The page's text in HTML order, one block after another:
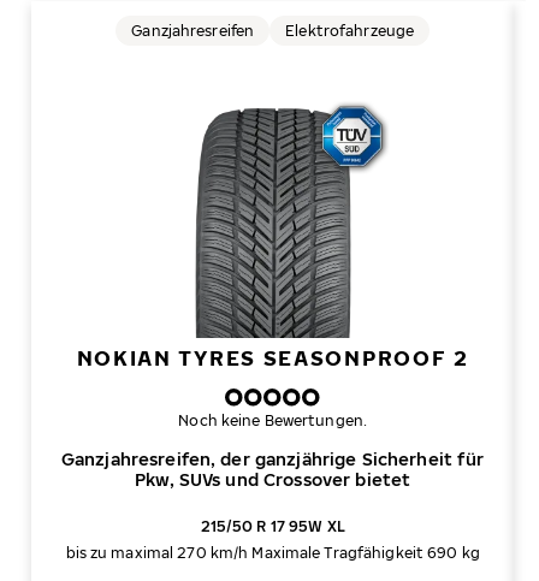
NOKIAN TYRES SEASONPROOF 2
Ganzjahresreifen, der ganzjährige Sicherheit für
Pkw, SUVs und Crossover bietet
Ganzjahresreifen Elektrofahrzeuge
Noch keine Bewertungen.
215/50 R 17 95W XL
bis zu maximal 270 km/h Maximale Tragfähigkeit 690 kg